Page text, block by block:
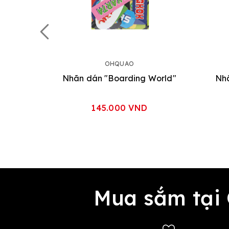
OHQUAO
Nhãn dán "Boarding World"
145.000 VND
Mua sắm tại